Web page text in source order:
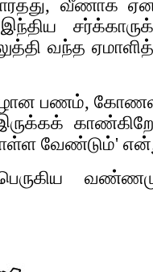
வீணாக
வந்த
பணம்,
வேண்டும்'